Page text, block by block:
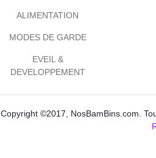
ALIMENTATION
MODES DE GARDE
EVEIL &
DEVELOPPEMENT
Copyright ©2017, NosBamBins.com.